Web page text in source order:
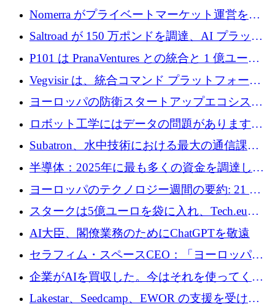
ドラウンドを終了
Nomerra がプライベートマーケット運営を自
動化するために 200 万ドルを調達
Saltroad が 150 万ポンドを調達、AI プラット
フォーム Ogma を買収して子ども向け言語療
法を拡大
P101 は PranaVentures との統合と 1 億ユーロ
のファンドによりシード投資に拡大
Vegvisir は、統合コマンド プラットフォーム
を通じて関連する無人システムを接続するた
めの資金を調達します
ヨーロッパの防衛スタートアップエコシステ
ムとなったハッカソン
ロボット工学にはデータの問題があります。
Macrodata Labs はそれを解決したいと考えて
Subatron、水中技術における最大の通信課題
の 1 つに取り組むために 16 万 2,000 ユーロを
確保
半導体：2025年に最も多くの資金を調達した
10社
ヨーロッパのテクノロジー週間の要約: 21 億
ユーロの取引と Tech.eu Funding Explorer
スタークは5億ユーロを袋に入れ、Tech.eu
Funding Explorerの立ち上げ、そしてルクセン
ブルクの大きな野望
AI大臣、閣僚業務のためにChatGPTを敬遠
セラフィム・スペースCEO：「ヨーロッパは
追いつきつつある」
企業がAIを買収した。今はそれを使ってくれ
る人々が必要です
Lakestar、Seedcamp、EWOR の支援を受け、